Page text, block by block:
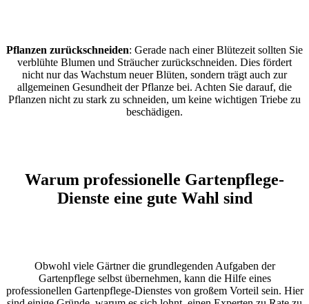
Pflanzen zurückschneiden: Gerade nach einer Blütezeit sollten Sie
verblühte Blumen und Sträucher zurückschneiden. Dies fördert
nicht nur das Wachstum neuer Blüten, sondern trägt auch zur
allgemeinen Gesundheit der Pflanze bei. Achten Sie darauf, die
Pflanzen nicht zu stark zu schneiden, um keine wichtigen Triebe zu
beschädigen.
Warum professionelle Gartenpflege-
Dienste eine gute Wahl sind
Obwohl viele Gärtner die grundlegenden Aufgaben der
Gartenpflege selbst übernehmen, kann die Hilfe eines
professionellen Gartenpflege-Dienstes von großem Vorteil sein. Hier